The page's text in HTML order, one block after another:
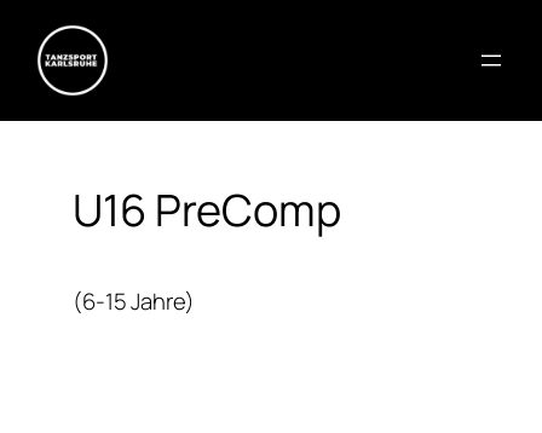
U16 PreComp
(6-15 Jahre)